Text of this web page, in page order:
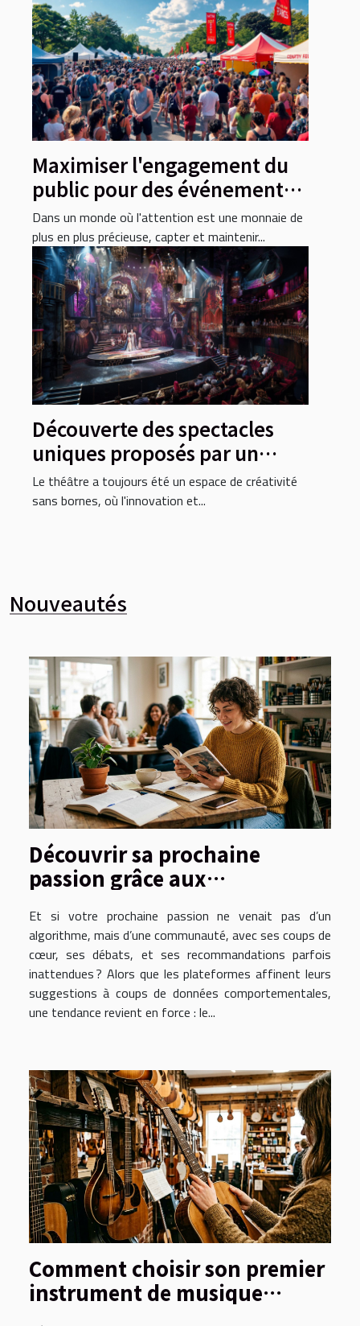
Maximiser l'engagement du
public pour des événements
réussis
Dans un monde où l'attention est une monnaie de
plus en plus précieuse, capter et maintenir...
Découverte des spectacles
uniques proposés par un
théâtre innovant
Le théâtre a toujours été un espace de créativité
sans bornes, où l'innovation et...
Nouveautés
Découvrir sa prochaine
passion grâce aux
communautaires
Et si votre prochaine passion ne venait pas d’un
algorithme, mais d’une communauté, avec ses coups de
cœur, ses débats, et ses recommandations parfois
inattendues ? Alors que les plateformes affinent leurs
suggestions à coups de données comportementales,
une tendance revient en force : le...
Comment choisir son premier
instrument de musique